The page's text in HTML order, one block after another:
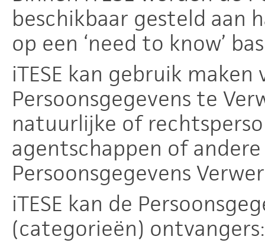
beschikbaar gesteld aan
op een ‘need to know’
iTESE kan gebruik
Persoonsgegevens te
natuurlijke of
agentschappen of andere
Persoonsgegevens
iTESE kan de
(categorieën) ontvangers: